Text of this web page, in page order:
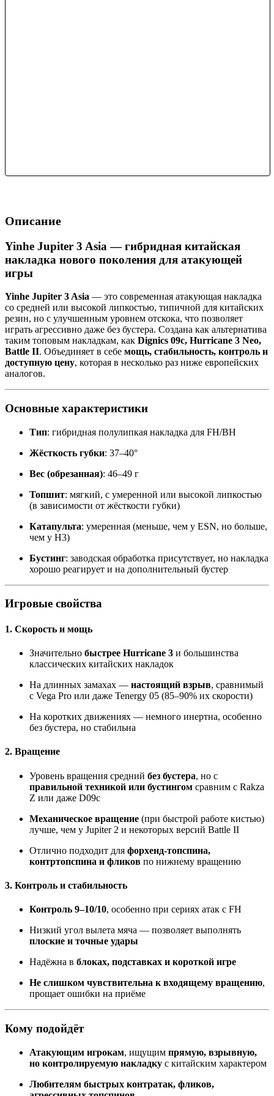
Описание
Yinhe Jupiter 3 Asia — гибридная китайская
накладка нового поколения для атакующей
игры
Yinhe Jupiter 3 Asia — это современная атакующая накладка
со средней или высокой липкостью, типичной для китайских
резин, но с улучшенным уровнем отскока, что позволяет
играть агрессивно даже без бустера. Создана как альтернатива
таким топовым накладкам, как Dignics 09c, Hurricane 3 Neo,
Battle II. Объединяет в себе мощь, стабильность, контроль и
доступную цену, которая в несколько раз ниже европейских
аналогов.
Основные характеристики
Тип: гибридная полулипкая накладка для FH/BH
Жёсткость губки: 37–40°
Вес (обрезанная): 46–49 г
Топшит: мягкий, с умеренной или высокой липкостью
(в зависимости от жёсткости губки)
Катапульта: умеренная (меньше, чем у ESN, но больше,
чем у H3)
Бустинг: заводская обработка присутствует, но накладка
хорошо реагирует и на дополнительный бустер
Игровые свойства
1. Скорость и мощь
Значительно быстрее Hurricane 3 и большинства
классических китайских накладок
На длинных замахах — настоящий взрыв, сравнимый
с Vega Pro или даже Tenergy 05 (85–90% их скорости)
На коротких движениях — немного инертна, особенно
без бустера, но стабильна
2. Вращение
Уровень вращения средний без бустера, но с
правильной техникой или бустингом сравним с Rakza
Z или даже D09c
Механическое вращение (при быстрой работе кистью)
лучше, чем у Jupiter 2 и некоторых версий Battle II
Отлично подходит для форхенд-топспина,
контртопспина и фликов по нижнему вращению
3. Контроль и стабильность
Контроль 9–10/10, особенно при сериях атак с FH
Низкий угол вылета мяча — позволяет выполнять
плоские и точные удары
Надёжна в блоках, подставках и короткой игре
Не слишком чувствительна к входящему вращению,
прощает ошибки на приёме
Кому подойдёт
Атакующим игрокам, ищущим прямую, взрывную,
но контролируемую накладку с китайским характером
Любителям быстрых контратак, фликов,